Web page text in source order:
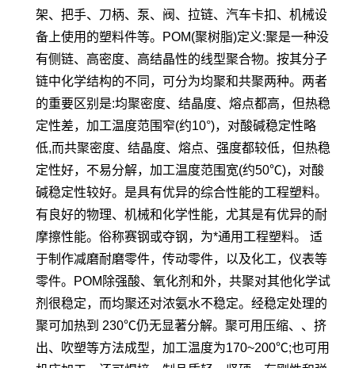
架、把手、刀柄、泵、阀、拉链、汽车卡扣、机械设
备上使用的塑料件等。POM(聚树脂)定义:聚是一种没
有侧链、高密度、高结晶性的线型聚合物。按其分子
链中化学结构的不同，可分为均聚和共聚两种。两者
的重要区别是:均聚密度、结晶度、熔点都高，但热稳
定性差，加工温度范围窄(约10°)，对酸碱稳定性略
低,而共聚密度、结晶度、熔点、强度都较低，但热稳
定性好，不易分解，加工温度范围宽(约50℃)，对酸
碱稳定性较好。是具有优异的综合性能的工程塑料。
有良好的物理、机械和化学性能，尤其是有优异的耐
摩擦性能。俗称赛钢或夺钢，为*通用工程塑料。 适
于制作减磨耐磨零件，传动零件，以及化工，仪表等
零件。POM除强酸、氧化剂和外，共聚对其他化学试
剂很稳定，而均聚还对浓氨水不稳定。经稳定处理的
聚可加热到 230℃仍无显著分解。聚可用压缩、、挤
出、吹塑等方法成型，加工温度为170~200℃;也可用